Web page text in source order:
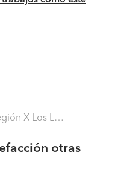
Lagos - Llanquihue)
otras